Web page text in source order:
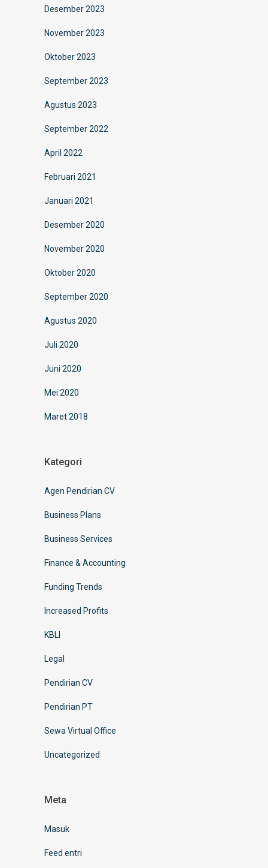
Desember 2023
November 2023
Oktober 2023
September 2023
Agustus 2023
September 2022
April 2022
Februari 2021
Januari 2021
Desember 2020
November 2020
Oktober 2020
September 2020
Agustus 2020
Juli 2020
Juni 2020
Mei 2020
Maret 2018
Kategori
Agen Pendirian CV
Business Plans
Business Services
Finance & Accounting
Funding Trends
Increased Profits
KBLI
Legal
Pendirian CV
Pendirian PT
Sewa Virtual Office
Uncategorized
Meta
Masuk
Feed entri